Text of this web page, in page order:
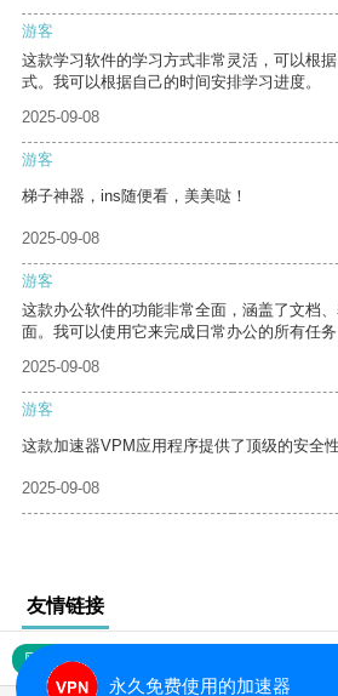
游客
这款学习软件的学习方式非常灵活，可以根
式。我可以根据自己的时间安排学习进度。
2025-09-08
游客
梯子神器，ins随便看，美美哒！
2025-09-08
游客
这款办公软件的功能非常全面，涵盖了文档
面。我可以使用它来完成日常办公的所有任务
2025-09-08
游客
这款加速器VPM应用程序提供了顶级的安全性
2025-09-08
友情链接
网站地图
永久免费使用的加速器